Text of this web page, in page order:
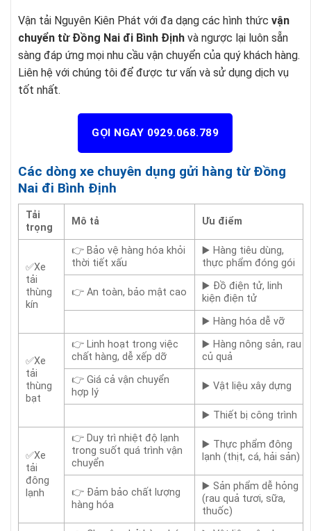
Vận tải Nguyên Kiên Phát với đa dạng các hình thức vận
chuyển từ Đồng Nai đi Bình Định và ngược lại luôn sẵn
sàng đáp ứng mọi nhu cầu vận chuyển của quý khách hàng.
Liên hệ với chúng tôi để được tư vấn và sử dụng dịch vụ
tốt nhất.
GỌI NGAY 0929.068.789
Các dòng xe chuyên dụng gửi hàng từ Đồng
Nai đi Bình Định
Tải
trọng
Mô tả Ưu điểm
✅Xe
tải
thùng
kín
👉 Bảo vệ hàng hóa khỏi
thời tiết xấu
▶️ Hàng tiêu dùng,
thực phẩm đóng gói
👉 An toàn, bảo mật cao
▶️ Đồ điện tử, linh
kiện điện tử
▶️ Hàng hóa dễ vỡ
✅Xe
tải
thùng
bạt
👉 Linh hoạt trong việc
chất hàng, dễ xếp dỡ
▶️ Hàng nông sản, rau
củ quả
👉 Giá cả vận chuyển
hợp lý
▶️ Vật liệu xây dựng
▶️ Thiết bị công trình
✅Xe
tải
đông
lạnh
👉 Duy trì nhiệt độ lạnh
trong suốt quá trình vận
chuyển
▶️ Thực phẩm đông
lạnh (thịt, cá, hải sản)
👉 Đảm bảo chất lượng
hàng hóa
▶️ Sản phẩm dễ hỏng
(rau quả tươi, sữa,
thuốc)